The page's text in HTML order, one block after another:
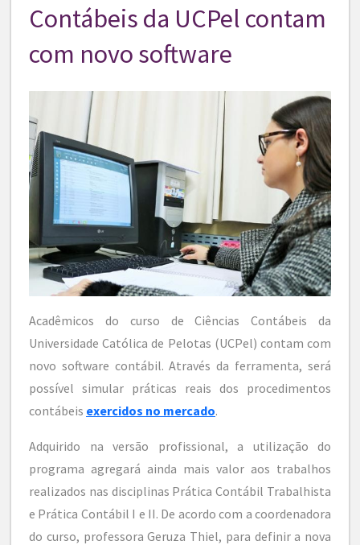
Contábeis da UCPel contam
com novo software
Acadêmicos do curso de Ciências Contábeis da
Universidade Católica de Pelotas (UCPel) contam com
novo software contábil. Através da ferramenta, será
possível simular práticas reais dos procedimentos
contábeis exercidos no mercado.
Adquirido na versão profissional, a utilização do
programa agregará ainda mais valor aos trabalhos
realizados nas disciplinas Prática Contábil Trabalhista
e Prática Contábil I e II. De acordo com a coordenadora
do curso, professora Geruza Thiel, para definir a nova